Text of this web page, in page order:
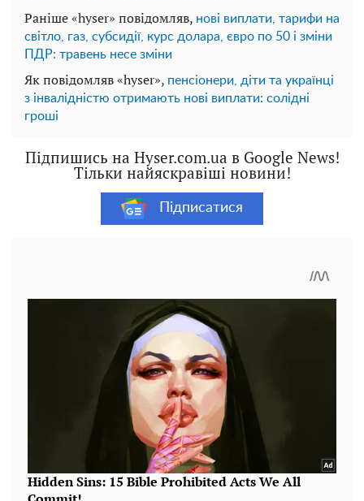
Раніше «hyser» повідомляв, нові виплати, тарифи на
світло, газ, субсидії, курс долара, євро по 50 і зміни
ПДР: травень несе зміни
Як повідомляв «hyser», пенсіонери, діти та українці
з інвалідністю отримають нові виплати: солідні
гроші
Підпишись на Hyser.com.ua в Google News!
Тільки найяскравіші новини!
Підписатися